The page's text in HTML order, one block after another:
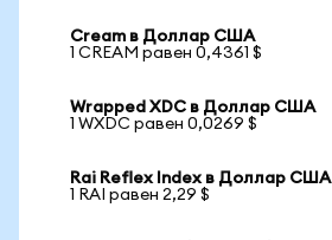
Cream в Доллар США
1 CREAM равен 0,4361 $
Wrapped XDC в Доллар США
1 WXDC равен 0,0269 $
Rai Reflex Index в Доллар США
1 RAI равен 2,29 $